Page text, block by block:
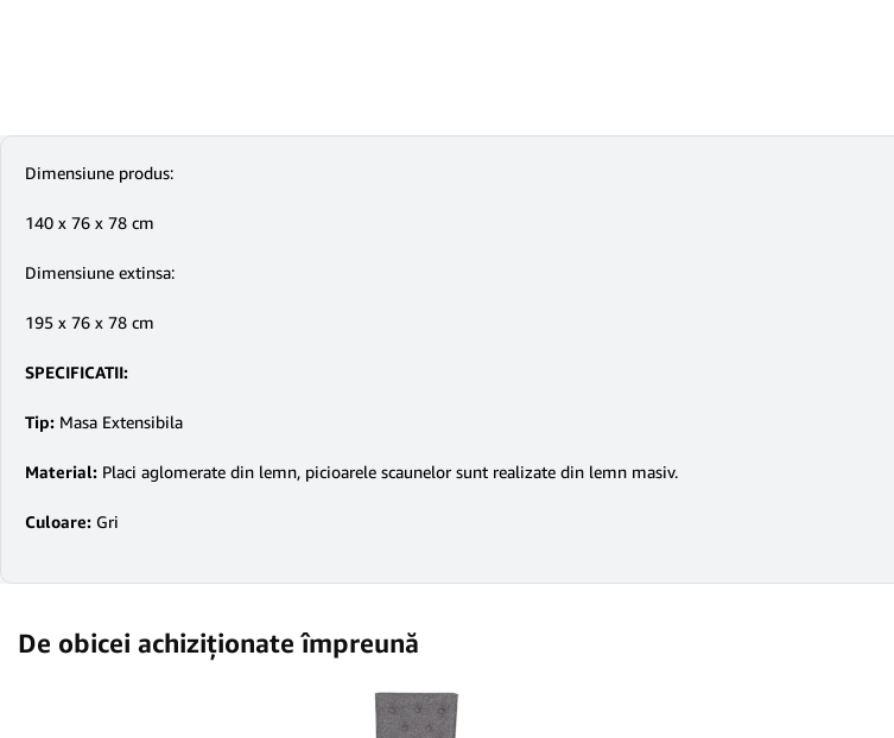
Dimensiune produs:
140 x 76 x 78 cm
Dimensiune extinsa:
195 x 76 x 78 cm
SPECIFICATII:
Tip: Masa Extensibila
Material: Placi aglomerate din lemn, picioarele scaunelor sunt realizate din lemn masiv.
Culoare: Gri
De obicei achiziționate împreună